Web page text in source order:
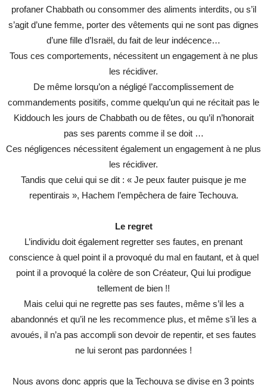
profaner Chabbath ou consommer des aliments interdits, ou s’il
s’agit d’une femme, porter des vêtements qui ne sont pas dignes
d’une fille d’Israël, du fait de leur indécence…
Tous ces comportements, nécessitent un engagement à ne plus
les récidiver.
De même lorsqu’on a négligé l’accomplissement de
commandements positifs, comme quelqu’un qui ne récitait pas le
Kiddouch les jours de Chabbath ou de fêtes, ou qu’il n’honorait
pas ses parents comme il se doit …
Ces négligences nécessitent également un engagement à ne plus
les récidiver.
Tandis que celui qui se dit : « Je peux fauter puisque je me
repentirais », Hachem l’empêchera de faire Techouva.
Le regret
L’individu doit également regretter ses fautes, en prenant
conscience à quel point il a provoqué du mal en fautant, et à quel
point il a provoqué la colère de son Créateur, Qui lui prodigue
tellement de bien !!
Mais celui qui ne regrette pas ses fautes, même s’il les a
abandonnés et qu’il ne les recommence plus, et même s’il les a
avoués, il n’a pas accompli son devoir de repentir, et ses fautes
ne lui seront pas pardonnées !
Nous avons donc appris que la Techouva se divise en 3 points